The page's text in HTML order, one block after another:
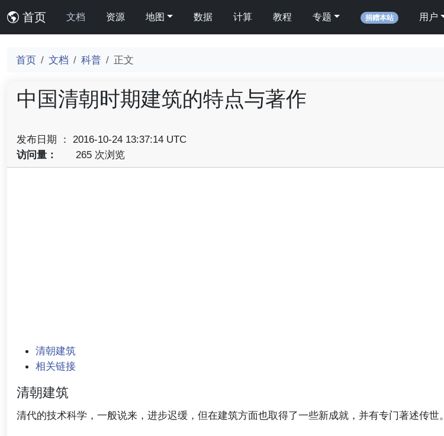
首页 文档 资源 地图 数据 计算 教程 专题 捐赠本站 用户
首页 文档 科普 正文
中国清朝时期建筑的特点与著作
发布日期 ： 2016-10-24 13:37:14 UTC
访问量：
265 次浏览
清朝建筑
相关链接
清朝建筑
清代的技术科学，一般说来，进步迟缓，但在建筑方面也取得了一些新成就，并有专门著述传世。